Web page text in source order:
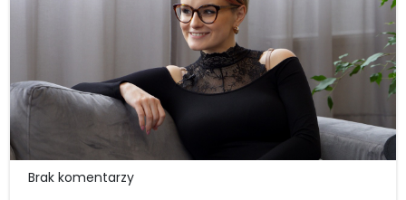
Brak komentarzy